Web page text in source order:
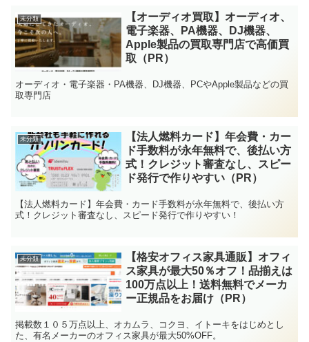
未分類
【オーディオ買取】オーディオ、
電子楽器、PA機器、DJ機器、
Apple製品の買取専門店で高価買
取（PR）
オーディオ・電子楽器・PA機器、DJ機器、PCやApple製品などの買
取専門店
未分類
【法人燃料カード】年会費・カー
ド手数料が永年無料で、後払い方
式！クレジット審査なし、スピー
ド発行で作りやすい（PR）
【法人燃料カード】年会費・カード手数料が永年無料で、後払い方
式！クレジット審査なし、スピード発行で作りやすい！
未分類
【格安オフィス家具通販】オフィ
ス家具が最大50％オフ！品揃えは
100万点以上！送料無料でメーカ
ー正規品をお届け（PR）
掲載数１０５万点以上、オカムラ、コクヨ、イトーキをはじめとし
た、有名メーカーのオフィス家具が最大50%OFF。